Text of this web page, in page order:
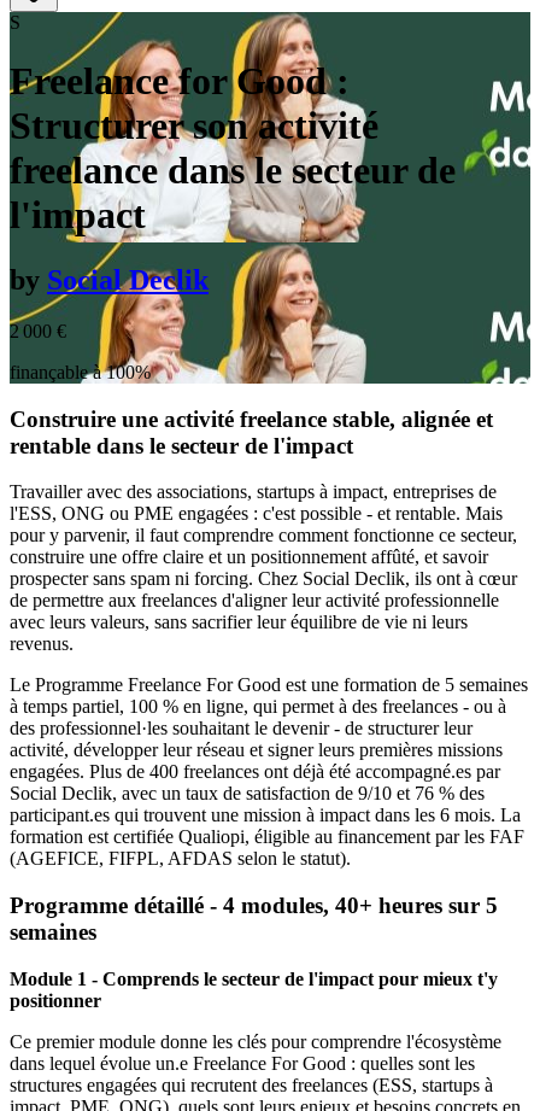
S
Freelance for Good :
Structurer son activité
freelance dans le secteur de
l'impact
by Social Declik
2 000 €
finançable à 100%
Construire une activité freelance stable, alignée et
rentable dans le secteur de l'impact
Travailler avec des associations, startups à impact, entreprises de
l'ESS, ONG ou PME engagées : c'est possible - et rentable. Mais
pour y parvenir, il faut comprendre comment fonctionne ce secteur,
construire une offre claire et un positionnement affûté, et savoir
prospecter sans spam ni forcing. Chez Social Declik, ils ont à cœur
de permettre aux freelances d'aligner leur activité professionnelle
avec leurs valeurs, sans sacrifier leur équilibre de vie ni leurs
revenus.
Le Programme Freelance For Good est une formation de 5 semaines
à temps partiel, 100 % en ligne, qui permet à des freelances - ou à
des professionnel·les souhaitant le devenir - de structurer leur
activité, développer leur réseau et signer leurs premières missions
engagées. Plus de 400 freelances ont déjà été accompagné.es par
Social Declik, avec un taux de satisfaction de 9/10 et 76 % des
participant.es qui trouvent une mission à impact dans les 6 mois. La
formation est certifiée Qualiopi, éligible au financement par les FAF
(AGEFICE, FIFPL, AFDAS selon le statut).
Programme détaillé - 4 modules, 40+ heures sur 5
semaines
Module 1 - Comprends le secteur de l'impact pour mieux t'y
positionner
Ce premier module donne les clés pour comprendre l'écosystème
dans lequel évolue un.e Freelance For Good : quelles sont les
structures engagées qui recrutent des freelances (ESS, startups à
impact, PME, ONG), quels sont leurs enjeux et besoins concrets en